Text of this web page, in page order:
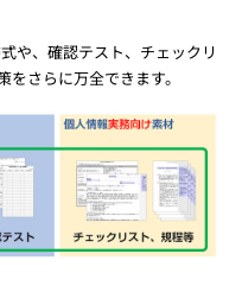
や、確認テスト、チェックリ
さらに万全できます。